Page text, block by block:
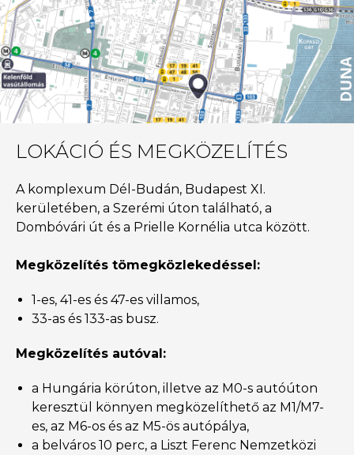
LOKÁCIÓ ÉS MEGKÖZELÍTÉS
A komplexum Dél-Budán, Budapest XI.
kerületében, a Szerémi úton található, a
Dombóvári út és a Prielle Kornélia utca között.
Megközelítés tömegközlekedéssel:
1-es, 41-es és 47-es villamos,
33-as és 133-as busz.
Megközelítés autóval:
a Hungária körúton, illetve az M0-s autóúton
keresztül könnyen megközelíthető az M1/M7-
es, az M6-os és az M5-ös autópálya,
a belváros 10 perc, a Liszt Ferenc Nemzetközi